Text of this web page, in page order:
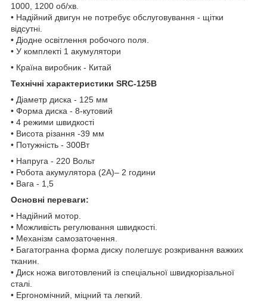
1000, 1200 об/хв.
• Надійний двигун не потребує обслуговування - щітки
відсутні.
• Діодне освітлення робочого поля.
• У комплекті 1 акумулятори
• Країна виробник - Китай
Технічні характеристики SRC-125B
• Діаметр диска - 125 мм
• Форма диска - 8-кутовий
• 4 режими швидкості
• Висота різання -39 мм
• Потужність - 300Вт
• Напруга - 220 Вольт
• Робота акумулятора (2А)– 2 години
• Вага - 1,5
Основні переваги:
• Надійний мотор.
• Можливість регулювання швидкості.
• Механізм самозаточення.
• Багатогранна форма диску полегшує розкривання важких
тканин.
• Диск ножа виготовлений із спеціальної швидкорізальної
сталі.
• Ергономічний, міцний та легкий.